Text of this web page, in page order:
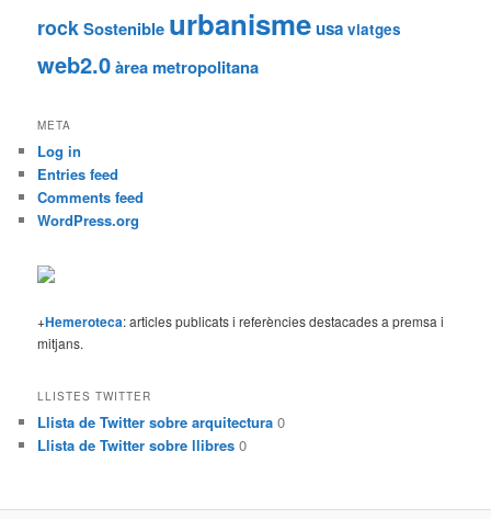
rockSostenible urbanismeusa viatges
web2.0àrea metropolitana
META
Log in
Entries feed
Comments feed
WordPress.org
+Hemeroteca: articles publicats i referències destacades a premsa i
mitjans.
LLISTES TWITTER
Llista de Twitter sobre arquitectura 0
Llista de Twitter sobre llibres 0